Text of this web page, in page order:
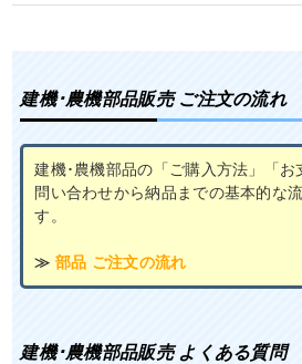
建機･農機部品販売 ご注文の流れ
建機･農機部品の「ご購入方法」「お
問い合わせから納品までの基本的な
す。
≫ 部品 ご注文の流れ
建機･農機部品販売 よくある質問